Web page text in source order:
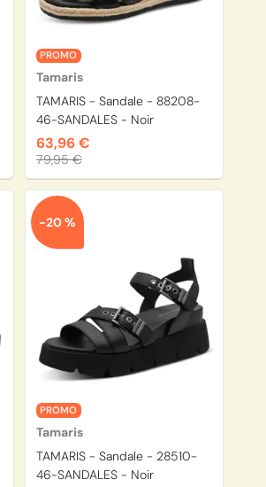
PROMO
Tamaris
TAMARIS - Sandale - 88208-
46-SANDALES - Noir
63,96 €
79,95 €
PROMO
Tamaris
TAMARIS - Sandale - 28510-
46-SANDALES - Noir
-20 %